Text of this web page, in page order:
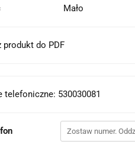
Mało
produkt do PDF
telefoniczne: 530030081